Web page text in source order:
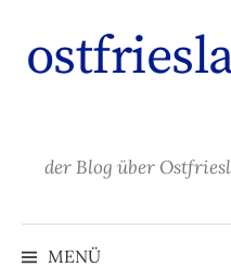
Inhalt
überspringen
der Blog über
MENÜ